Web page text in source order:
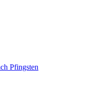
Pfingsten